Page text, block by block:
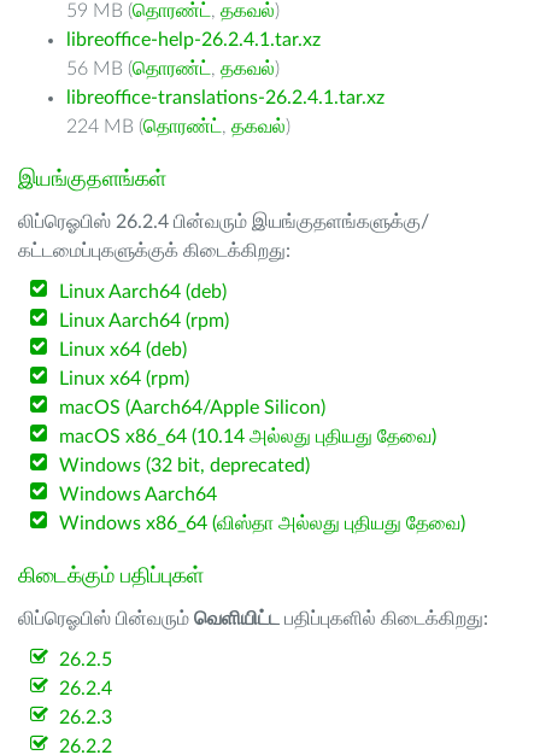
59 MB (தொரண்ட் , தகவல்)
libreoffice-help-26.2.4.1.tar.xz
56 MB (தொரண்ட் , தகவல்)
libreoffice-translations-26.2.4.1.tar.xz
224 MB (தொரண்ட் , தகவல்)
இயங்குதளங்கள்
லிப்ரெஓபிஸ் 26.2.4 பின்வரும் இயங்குதளங்களுக்கு/
கட்டமைப்புகளுக்குக் கிடைக்கிறது:
Linux Aarch64 (deb)
Linux Aarch64 (rpm)
Linux x64 (deb)
Linux x64 (rpm)
macOS (Aarch64/Apple Silicon)
macOS x86_64 (10.14 அல்லது புதியது தேவை)
Windows (32 bit, deprecated)
Windows Aarch64
Windows x86_64 (விஸ்தா அல்லது புதியது தேவை)
கிடைக்கும் பதிப்புகள்
லிப்ரெஓபிஸ் பின்வரும் வெளியிட்ட பதிப்புகளில் கிடைக்கிறது:
26.2.5
26.2.4
26.2.3
26.2.2